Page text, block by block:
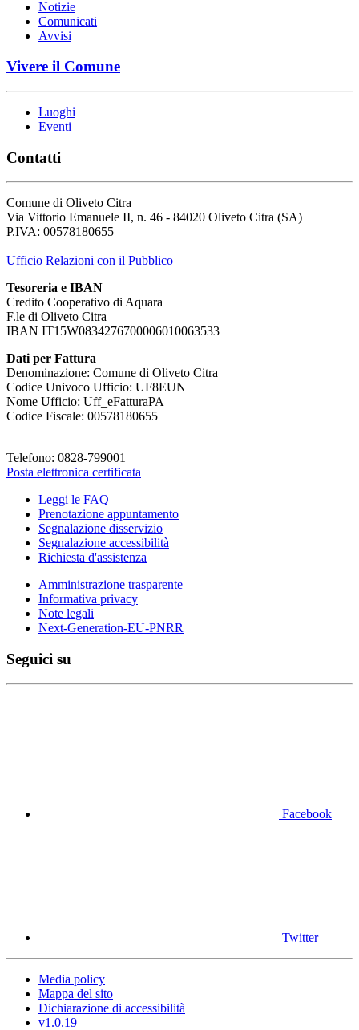
Notizie
Comunicati
Avvisi
Vivere il Comune
Luoghi
Eventi
Contatti
Comune di Oliveto Citra
Via Vittorio Emanuele II, n. 46 - 84020 Oliveto Citra (SA)
P.IVA: 00578180655
Ufficio Relazioni con il Pubblico
Tesoreria e IBAN
Credito Cooperativo di Aquara
F.le di Oliveto Citra
IBAN IT15W0834276700006010063533
Dati per Fattura
Denominazione: Comune di Oliveto Citra
Codice Univoco Ufficio: UF8EUN
Nome Ufficio: Uff_eFatturaPA
Codice Fiscale: 00578180655
Telefono: 0828-799001
Posta elettronica certificata
Leggi le FAQ
Prenotazione appuntamento
Segnalazione disservizio
Segnalazione accessibilità
Richiesta d'assistenza
Amministrazione trasparente
Informativa privacy
Note legali
Next-Generation-EU-PNRR
Seguici su
Facebook
Twitter
Media policy
Mappa del sito
Dichiarazione di accessibilità
v1.0.19